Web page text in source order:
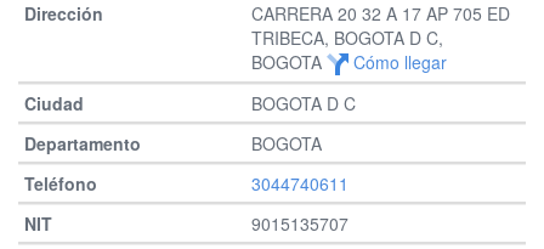
CARRERA 20 32 A 17 AP 705 ED
TRIBECA, BOGOTA D C,
BOGOTA
Cómo llegar
BOGOTA D C
BOGOTA
3044740611
9015135707